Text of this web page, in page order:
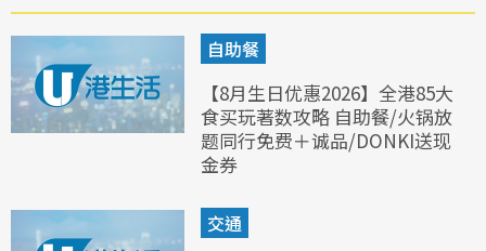
自助餐
【8月生日优惠2026】全港85大
食买玩著数攻略 自助餐/火锅放
题同行免费＋诚品/DONKI送现
金券
交通